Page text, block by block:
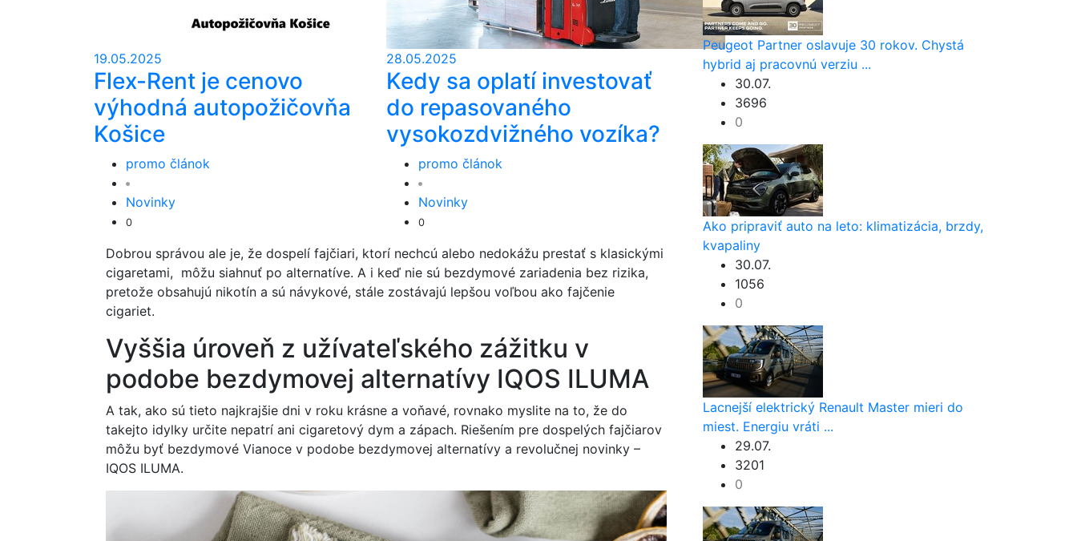
19.05.2025
Flex-Rent je cenovo
výhodná autopožičovňa
Košice
promo článok
Novinky
0
28.05.2025
Kedy sa oplatí investovať
do repasovaného
vysokozdvižného vozíka?
promo článok
Novinky
0
Dobrou správou ale je, že dospelí fajčiari, ktorí nechcú alebo nedokážu prestať s klasickými
cigaretami, môžu siahnuť po alternatíve. A i keď nie sú bezdymové zariadenia bez rizika,
pretože obsahujú nikotín a sú návykové, stále zostávajú lepšou voľbou ako fajčenie
cigariet.
Vyššia úroveň z užívateľského zážitku v
podobe bezdymovej alternatívy IQOS ILUMA
A tak, ako sú tieto najkrajšie dni v roku krásne a voňavé, rovnako myslite na to, že do
takejto idylky určite nepatrí ani cigaretový dym a zápach. Riešením pre dospelých fajčiarov
môžu byť bezdymové Vianoce v podobe bezdymovej alternatívy a revolučnej novinky –
IQOS ILUMA.
Peugeot Partner oslavuje 30 rokov. Chystá
hybrid aj pracovnú verziu ...
30.07.
3696
0
Ako pripraviť auto na leto: klimatizácia, brzdy,
kvapaliny
30.07.
1056
0
Lacnejší elektrický Renault Master mieri do
miest. Energiu vráti ...
29.07.
3201
0